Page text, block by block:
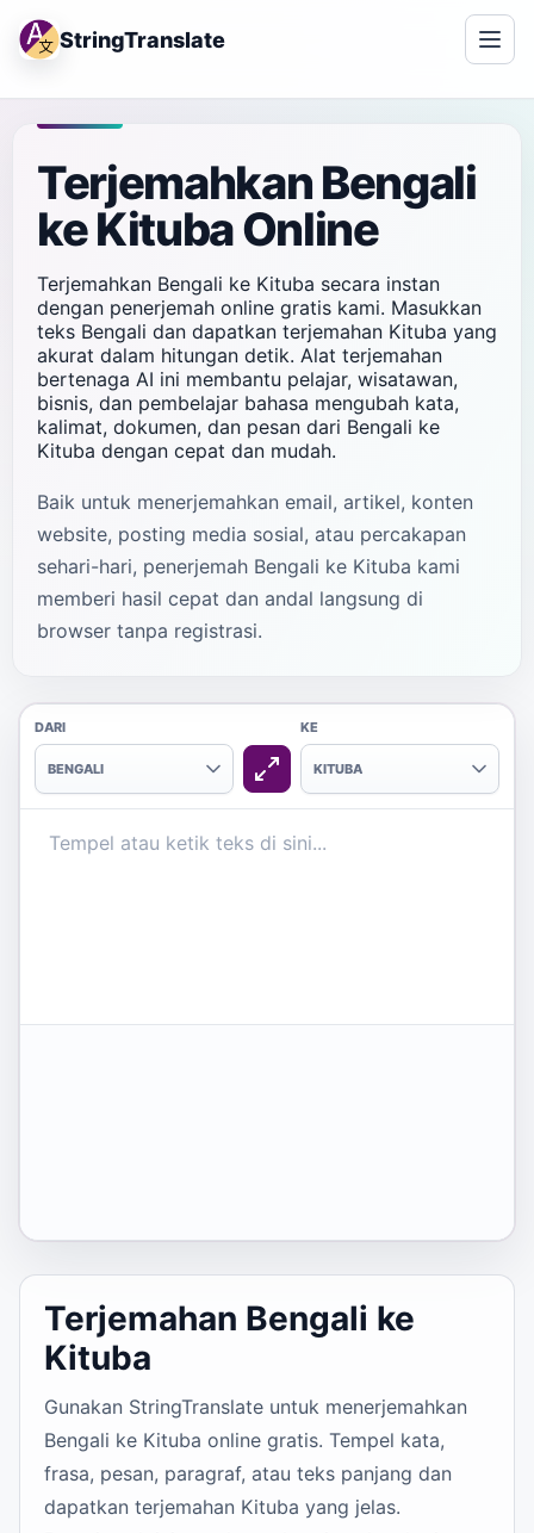
StringTranslate
Terjemahkan Bengali
ke Kituba Online
Terjemahkan Bengali ke Kituba secara instan
dengan penerjemah online gratis kami. Masukkan
teks Bengali dan dapatkan terjemahan Kituba yang
akurat dalam hitungan detik. Alat terjemahan
bertenaga AI ini membantu pelajar, wisatawan,
bisnis, dan pembelajar bahasa mengubah kata,
kalimat, dokumen, dan pesan dari Bengali ke
Kituba dengan cepat dan mudah.
Baik untuk menerjemahkan email, artikel, konten
website, posting media sosial, atau percakapan
sehari-hari, penerjemah Bengali ke Kituba kami
memberi hasil cepat dan andal langsung di
browser tanpa registrasi.
DARI
BENGALI
KE
KITUBA
Terjemahan Bengali ke
Kituba
Gunakan StringTranslate untuk menerjemahkan
Bengali ke Kituba online gratis. Tempel kata,
frasa, pesan, paragraf, atau teks panjang dan
dapatkan terjemahan Kituba yang jelas.